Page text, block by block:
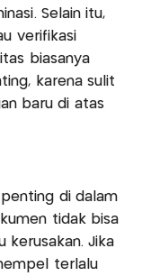
Selain itu,
verifikasi
biasanya
karena sulit
baru di atas
di dalam
tidak bisa
kerusakan. Jika
terlalu